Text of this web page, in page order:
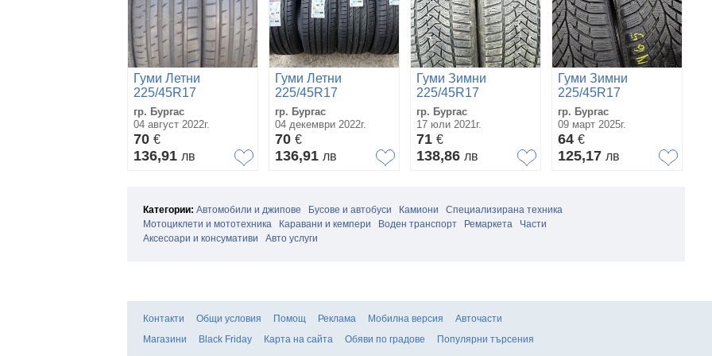
Гуми Летни
225/45R17
гр. Бургас
04 август 2022г.
70 €
136,91 лв
Гуми Летни
225/45R17
гр. Бургас
04 декември 2022г.
70 €
136,91 лв
Гуми Зимни
225/45R17
гр. Бургас
17 юли 2021г.
71 €
138,86 лв
Гуми Зимни
225/45R17
гр. Бургас
09 март 2025г.
64 €
125,17 лв
Категории: Автомобили и джипове Бусове и автобуси Камиони
Специализирана техника
Мотоциклети и мототехника
Каравани и кемпери Воден транспорт Ремаркета
Части
Аксесоари и консумативи
Авто услуги
Контакти Общи условия Помощ Реклама Мобилна версия
Авточасти
Магазини
Black Friday Карта на сайта Обяви по градове Популярни търсения